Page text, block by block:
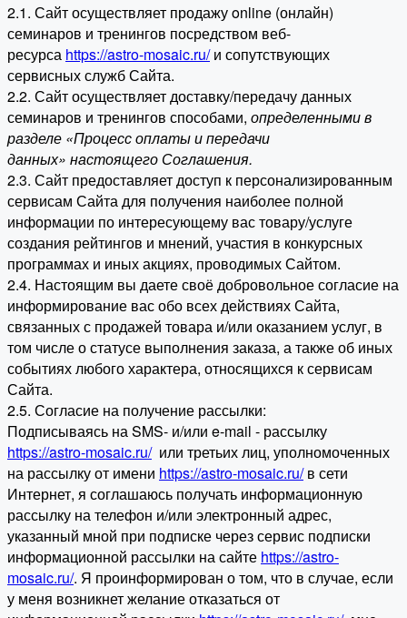
2.1. Сайт осуществляет продажу online (онлайн)
семинаров и тренингов посредством веб-
ресурса https://astro-mosaic.ru/и сопутствующих
сервисных служб Сайта.
2.2. Сайт осуществляет доставку/передачу данных
семинаров и тренингов способами, определенными в
разделе «Процесс оплаты и передачи
данных» настоящего Соглашения.
2.3. Сайт предоставляет доступ к персонализированным
сервисам Сайта для получения наиболее полной
информации по интересующему вас товару/услуге
создания рейтингов и мнений, участия в конкурсных
программах и иных акциях, проводимых Сайтом.
2.4. Настоящим вы даете своё добровольное согласие на
информирование вас обо всех действиях Сайта,
связанных с продажей товара и/или оказанием услуг, в
том числе о статусе выполнения заказа, а также об иных
событиях любого характера, относящихся к сервисам
Сайта.
2.5. Согласие на получение рассылки:
Подписываясь на SMS- и/или e-mail - рассылку
https://astro-mosaic.ru/или третьих лиц, уполномоченных
на рассылку от имени https://astro-mosaic.ru/в сети
Интернет, я соглашаюсь получать информационную
рассылку на телефон и/или электронный адрес,
указанный мной при подписке через сервис подписки
информационной рассылки на сайте https://astro-
mosaic.ru/. Я проинформирован о том, что в случае, если
у меня возникнет желание отказаться от